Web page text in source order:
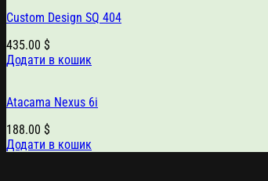
Custom Design SQ 404
435.00 $
Додати в кошик
Atacama Nexus 6i
188.00 $
Додати в кошик